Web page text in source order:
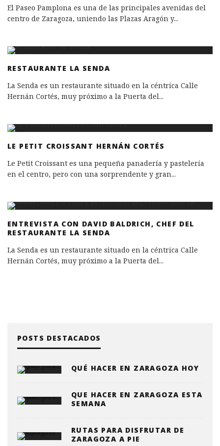
El Paseo Pamplona es una de las principales avenidas del
centro de Zaragoza, uniendo las Plazas Aragón y...
RESTAURANTE LA SENDA
La Senda es un restaurante situado en la céntrica Calle
Hernán Cortés, muy próximo a la Puerta del...
LE PETIT CROISSANT HERNÁN CORTÉS
Le Petit Croissant es una pequeña panadería y pastelería
en el centro, pero con una sorprendente y gran...
ENTREVISTA CON DAVID BALDRICH, CHEF DEL
RESTAURANTE LA SENDA
La Senda es un restaurante situado en la céntrica Calle
Hernán Cortés, muy próximo a la Puerta del...
POSTS DESTACADOS
QUÉ HACER EN ZARAGOZA HOY
QUE HACER EN ZARAGOZA ESTA
SEMANA
RUTAS PARA DISFRUTAR DE
ZARAGOZA A PIE